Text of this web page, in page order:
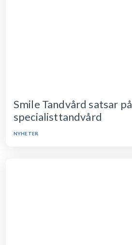
Smile Tandvård satsar på
specialisttandvård
NYHETER